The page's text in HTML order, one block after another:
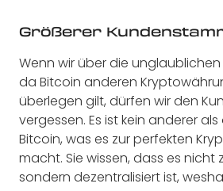
Größerer
Wenn wir über die
da Bitcoin anderen
überlegen gilt, dürfen wir den
vergessen. Es ist kein anderer
Bitcoin, was es zur perfekten
macht. Sie wissen, dass es nicht
sondern dezentralisiert ist,